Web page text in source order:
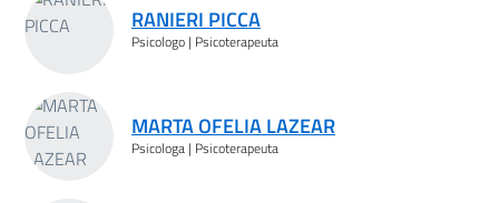
RANIERI PICCA
Psicologo | Psicoterapeuta
MARTA OFELIA LAZEAR
Psicologa | Psicoterapeuta